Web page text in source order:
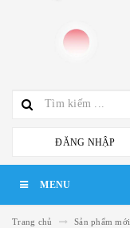
ĐĂNG NHẬP
MENU
Trang chủ Sản phẩm mới